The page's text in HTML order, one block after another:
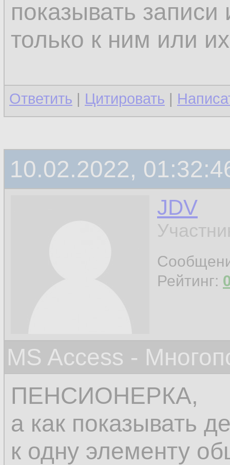
показывать
только к ним или
Ответить | Цитировать |
10.02.2022,
JDV
Рейтинг:
MS Access -
ПЕНСИОНЕРКА,
а как показывать
к одну элементу